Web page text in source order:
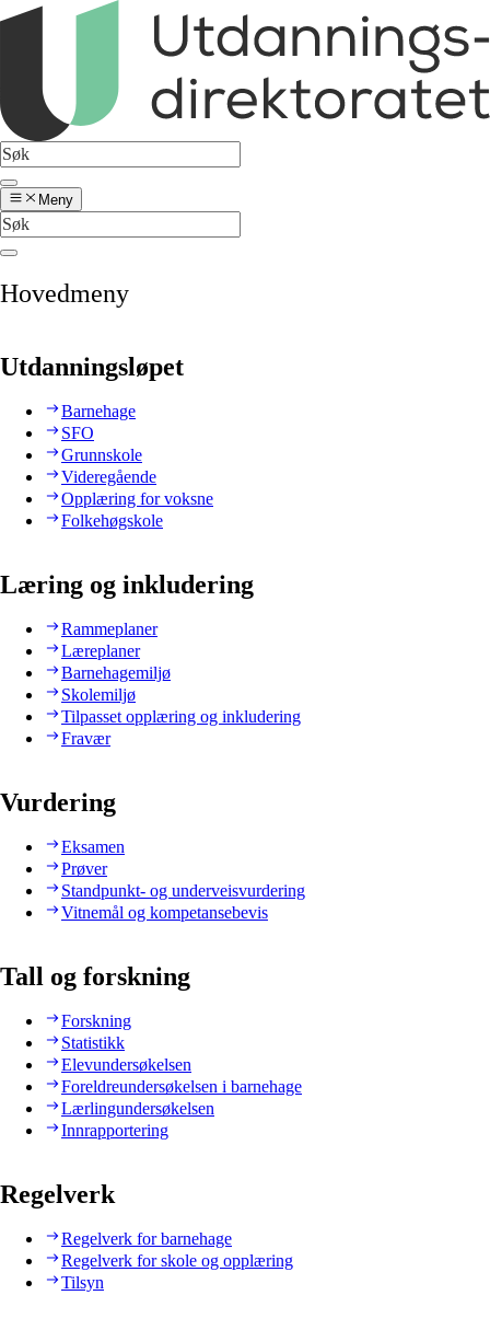
Meny
Hovedmeny
Utdanningsløpet
Barnehage
SFO
Grunnskole
Videregående
Opplæring for voksne
Folkehøgskole
Læring og inkludering
Rammeplaner
Læreplaner
Barnehagemiljø
Skolemiljø
Tilpasset opplæring og inkludering
Fravær
Vurdering
Eksamen
Prøver
Standpunkt- og underveisvurdering
Vitnemål og kompetansebevis
Tall og forskning
Forskning
Statistikk
Elevundersøkelsen
Foreldreundersøkelsen i barnehage
Lærlingundersøkelsen
Innrapportering
Regelverk
Regelverk for barnehage
Regelverk for skole og opplæring
Tilsyn